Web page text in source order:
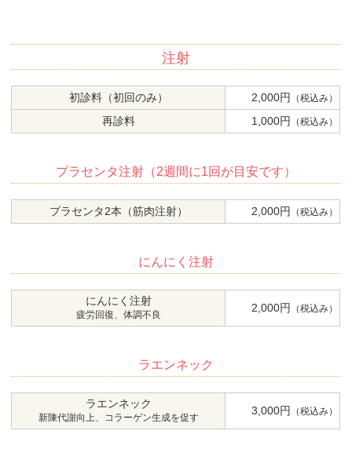
注射
初診料（初回のみ） 2,000円 （税込み）
再診料 1,000円 （税込み）
プラセンタ注射（2週間に1回が目安です）
プラセンタ2本（筋肉注射） 2,000円 （税込み）
にんにく注射
にんにく注射
疲労回復、体調不良
2,000円 （税込み）
ラエンネック
ラエンネック
新陳代謝向上、コラーゲン生成を促す
3,000円 （税込み）